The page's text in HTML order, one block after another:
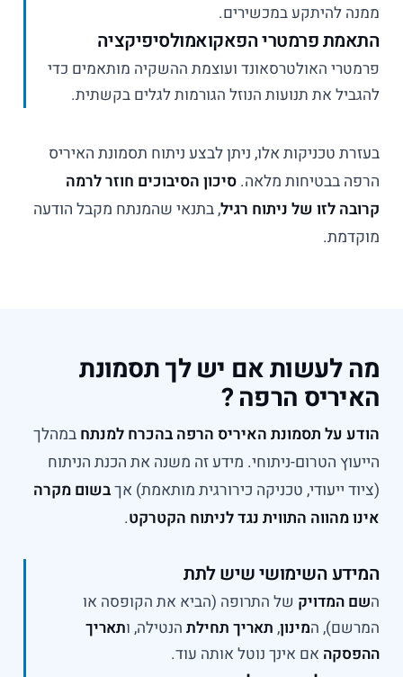
ממנה להיתקע במכשירים.
התאמת פרמטרי הפאקואמולסיפיקציה
פרמטרי האולטרסאונד ועוצמת ההשקיה מותאמים כדי
להגביל את תנועות הנוזל הגורמות לגלים בקשתית.
בעזרת טכניקות אלו, ניתן לבצע ניתוח תסמונת האיריס
הרפה בבטיחות מלאה. סיכון הסיבוכים חוזר לרמה
קרובה לזו של ניתוח רגיל, בתנאי שהמנתח מקבל הודעה
מוקדמת.
מה לעשות אם יש לך תסמונת
האיריס הרפה ?
הודע על תסמונת האיריס הרפה בהכרח למנתח במהלך
הייעוץ הטרום-ניתוחי. מידע זה משנה את הכנת הניתוח
(ציוד ייעודי, טכניקה כירורגית מותאמת) אךבשום מקרה
אינו מהווה התווית נגד לניתוח הקטרקט.
המידע השימושי שיש לתת
השם המדויק של התרופה (הביא את הקופסה או
המרשם), המינון, תאריך תחילתהנטילה, ותאריך
ההפסקה אם אינך נוטל אותה עוד.